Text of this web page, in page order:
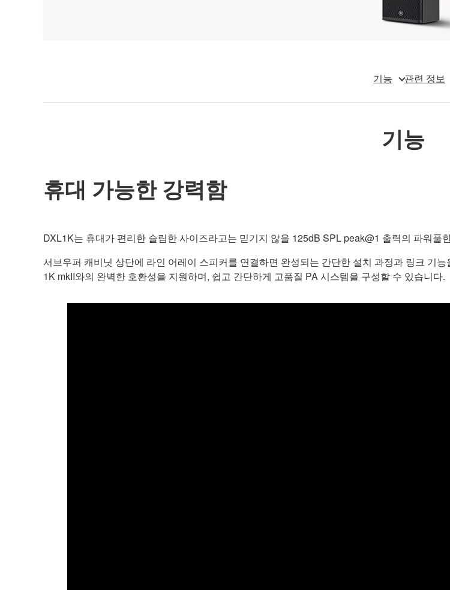
기능 관련 정보
기능
휴대 가능한 강력함
DXL1K는 휴대가 편리한 슬림한 사이즈라고는 믿기지 않을 125dB SPL peak@1 출력의 파워풀
서브우퍼 캐비닛 상단에 라인 어레이 스피커를 연결하면 완성되는 간단한 설치 과정과 링크 기
1K mkII와의 완벽한 호환성을 지원하며, 쉽고 간단하게 고품질 PA 시스템을 구성할 수 있습니다.